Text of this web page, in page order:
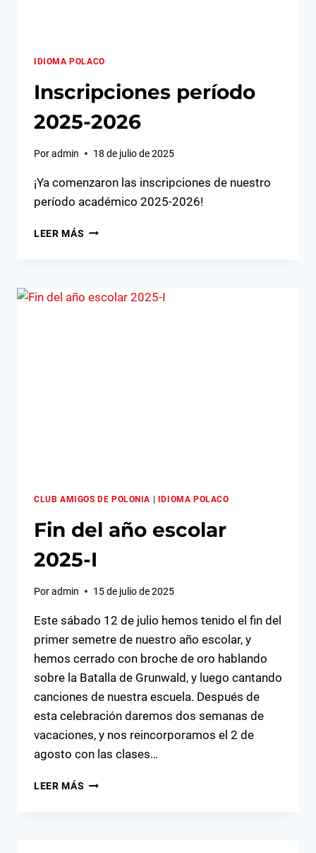
IDIOMA POLACO
Inscripciones período
2025-2026
Poradmin 18 de julio de 2025
¡Ya comenzaron las inscripciones de nuestro
período académico 2025-2026!
LEER MÁS INSCRIPCIONES
CLUB AMIGOS DE POLONIA IDIOMA POLACO
Fin del año escolar
2025-I
Poradmin 15 de julio de 2025
Este sábado 12 de julio hemos tenido el fin del
primer semetre de nuestro año escolar, y
hemos cerrado con broche de oro hablando
sobre la Batalla de Grunwald, y luego cantando
canciones de nuestra escuela. Después de
esta celebración daremos dos semanas de
vacaciones, y nos reincorporamos el 2 de
agosto con las clases…
LEER MÁS FIN